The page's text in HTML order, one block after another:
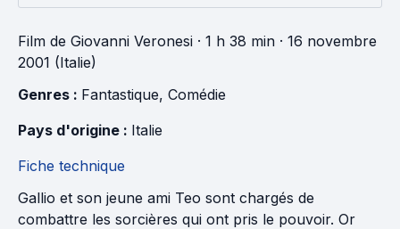
Film de Giovanni Veronesi · 1 h 38 min · 16 novembre
2001 (Italie)
Genres : Fantastique, Comédie
Pays d'origine : Italie
Fiche technique
Gallio et son jeune ami Teo sont chargés de
combattre les sorcières qui ont pris le pouvoir. Or